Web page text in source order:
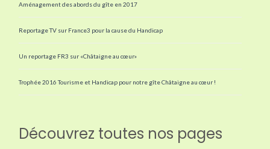
Aménagement des abords du gîte en 2017
Reportage TV sur France3 pour la cause du Handicap
Un reportage FR3 sur «Châtaigne au cœur»
Trophée 2016 Tourisme et Handicap pour notre gîte Châtaigne au cœur !
Découvrez toutes nos pages